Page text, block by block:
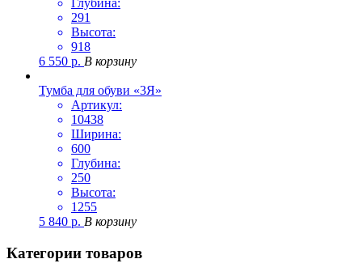
Глубина:
291
Высота:
918
6 550 р. В корзину
Тумба для обуви «3Я»
Артикул:
10438
Ширина:
600
Глубина:
250
Высота:
1255
5 840 р. В корзину
Категории товаров